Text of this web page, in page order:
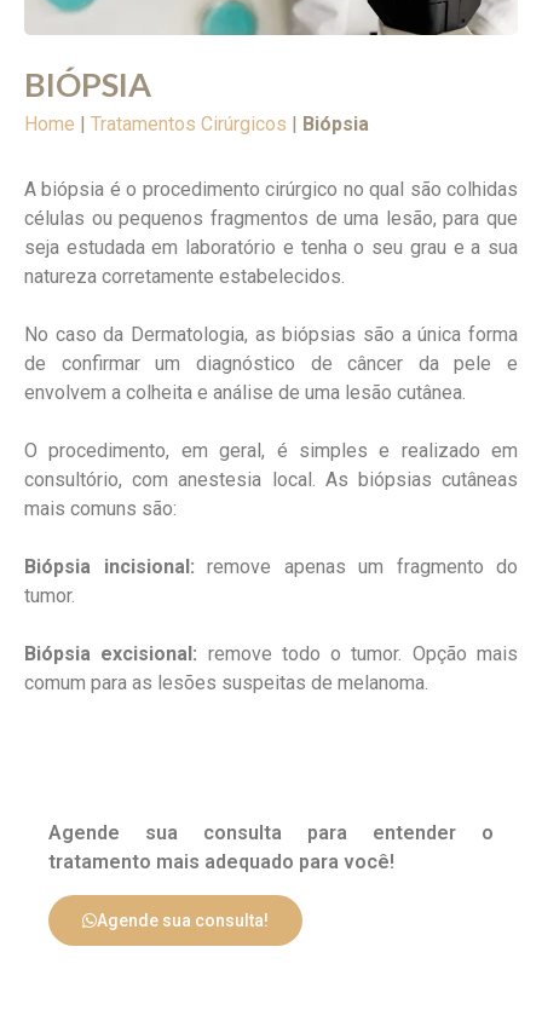
BIÓPSIA
Home | Tratamentos Cirúrgicos | Biópsia
A biópsia é o procedimento cirúrgico no qual são colhidas
células ou pequenos fragmentos de uma lesão, para que
seja estudada em laboratório e tenha o seu grau e a sua
natureza corretamente estabelecidos.
No caso da Dermatologia, as biópsias são a única forma
de confirmar um diagnóstico de câncer da pele e
envolvem a colheita e análise de uma lesão cutânea.
O procedimento, em geral, é simples e realizado em
consultório, com anestesia local. As biópsias cutâneas
mais comuns são:
Biópsia incisional: remove apenas um fragmento do
tumor.
Biópsia excisional: remove todo o tumor. Opção mais
comum para as lesões suspeitas de melanoma.
Agende sua consulta para entender o
tratamento mais adequado para você!
Agende sua consulta!